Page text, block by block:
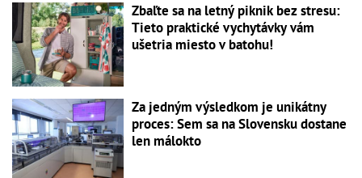
Zbaľte sa na letný piknik bez stresu:
Tieto praktické vychytávky vám
ušetria miesto v batohu!
Za jedným výsledkom je unikátny
proces: Sem sa na Slovensku dostane
len málokto